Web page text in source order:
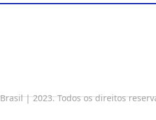
Brasil | 2023. Todos os direitos